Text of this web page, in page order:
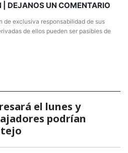
DEJANOS UN COMENTARIO
de exclusiva responsabilidad de sus
de ellos pueden ser pasibles de
el lunes y
podrían